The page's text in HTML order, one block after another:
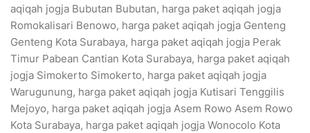
aqiqah jogja Bubutan Bubutan, harga paket aqiqah jogja
Romokalisari Benowo, harga paket aqiqah jogja Genteng
Genteng Kota Surabaya, harga paket aqiqah jogja Perak
Timur Pabean Cantian Kota Surabaya, harga paket aqiqah
jogja Simokerto Simokerto, harga paket aqiqah jogja
Warugunung, harga paket aqiqah jogja Kutisari Tenggilis
Mejoyo, harga paket aqiqah jogja Asem Rowo Asem Rowo
Kota Surabaya, harga paket aqiqah jogja Wonocolo Kota